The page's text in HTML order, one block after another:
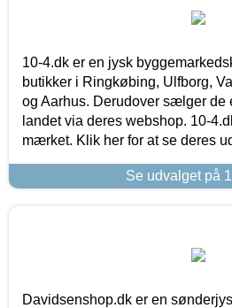
10-4.dk er en jysk
butikker i Ringkøbing, Ulfborg,
og Aarhus. Derudover sælger de
landet via deres webshop. 10-
mærket. Klik her for at se deres
Se udvalget på
Davidsenshop.dk er en